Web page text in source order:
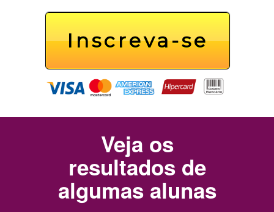
Inscreva-se
Veja os
resultados de
algumas alunas